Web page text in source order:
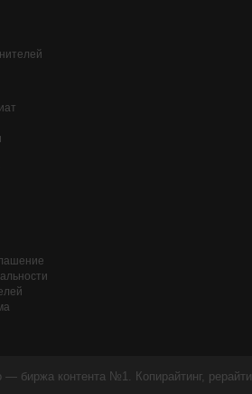
— биржа контента №1. Копирайтинг,